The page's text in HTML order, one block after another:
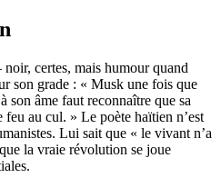
certes, mais humour quand
son grade : « Musk une fois que
son âme faut reconnaître que sa
feu au cul. » Le poète haïtien n’est
Lui sait que « le vivant n’a
la vraie révolution se joue